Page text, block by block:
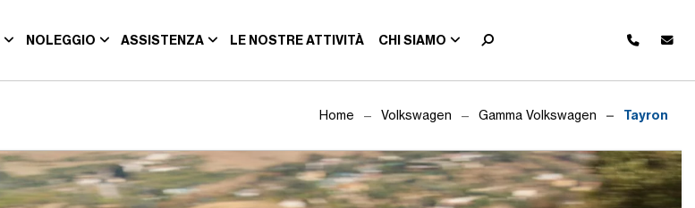
NOLEGGIO ASSISTENZA LE NOSTRE ATTIVITÀ CHI SIAMO
Home Volkswagen Gamma Volkswagen Tayron